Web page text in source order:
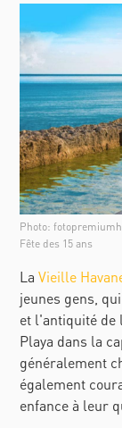
Photo:
Fête des 15 ans
LaVieille
jeunes gens,
et l'antiquité de
Playa dans la
généralement
également
enfance à leur